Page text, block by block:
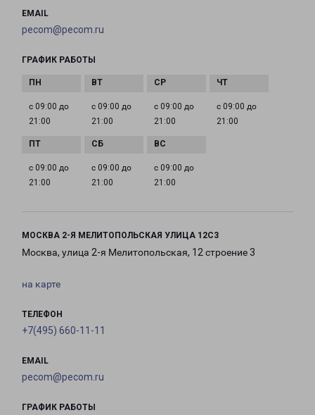
EMAIL
pecom@pecom.ru
ГРАФИК РАБОТЫ
с 09:00 до
21:00
с 09:00 до
21:00
с 09:00 до
21:00
с 09:00 до
21:00
с 09:00 до
21:00
с 09:00 до
21:00
с 09:00 до
21:00
МОСКВА 2-Я МЕЛИТОПОЛЬСКАЯ УЛИЦА 12С3
Москва, улица 2-я Мелитопольская, 12 строение 3
на карте
ТЕЛЕФОН
+7(495) 660-11-11
EMAIL
pecom@pecom.ru
ГРАФИК РАБОТЫ